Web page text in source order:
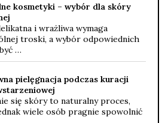
kosmetyki – wybór dla skóry
i wrażliwa wymaga
troski, a wybór odpowiednich
…
pielęgnacja podczas kuracji
się skóry to naturalny proces,
wiele osób pragnie spowolnić